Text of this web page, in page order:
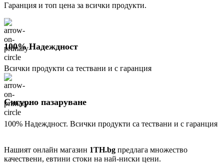
Гаранция и топ цена за всички продукти.
100% Надеждност
Всички продукти са тествани и с гаранция
Сигурно пазаруване
100% Надеждност. Всички продукти са тествани и с гаранция
Нашият онлайн магазин 1TH.bg предлага множество
качествени, евтини стоки на най-ниски цени.